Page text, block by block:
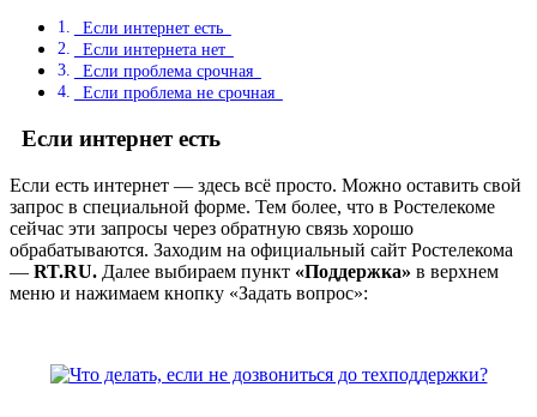
Если интернет есть
Если интернета нет
Если проблема срочная
Если проблема не срочная
Если интернет есть
Если есть интернет — здесь всё просто. Можно оставить свой
запрос в специальной форме. Тем более, что в Ростелекоме
сейчас эти запросы через обратную связь хорошо
обрабатываются. Заходим на официальный сайт Ростелекома
— RT.RU. Далее выбираем пункт «Поддержка» в верхнем
меню и нажимаем кнопку «Задать вопрос»: